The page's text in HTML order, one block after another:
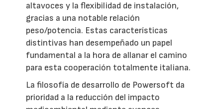
altavoces y la flexibilidad de instalación,
gracias a una notable relación
peso/potencia. Estas características
distintivas han desempeñado un papel
fundamental a la hora de allanar el camino
para esta cooperación totalmente italiana.
La filosofía de desarrollo de Powersoft da
prioridad a la reducción del impacto